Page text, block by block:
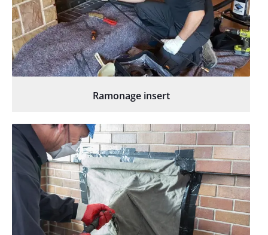
Ramonage insert